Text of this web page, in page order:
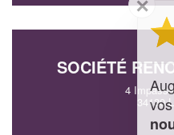
SOCIÉTÉ
4
34130
✕